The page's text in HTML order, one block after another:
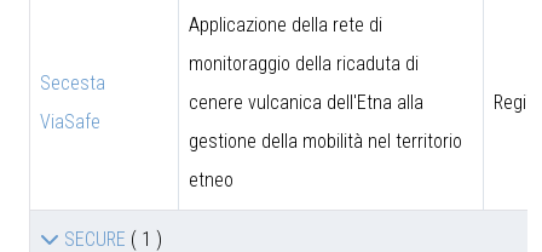
Secesta
ViaSafe
Applicazione della rete di
monitoraggio della ricaduta di
cenere vulcanica dell'Etna alla
gestione della mobilità nel territorio
etneo
SECURE ( 1 )